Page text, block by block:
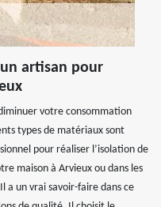
un artisan pour
votre consommation
types de matériaux sont
pour réaliser l’isolation de
maison à Arvieux ou dans les
a un vrai savoir-faire dans ce